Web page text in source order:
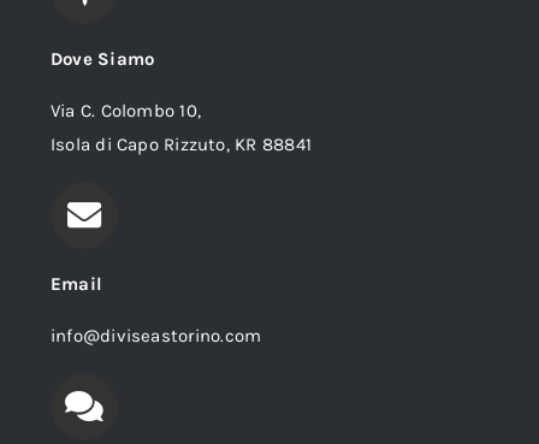
Dove Siamo
Via C. Colombo 10,
Isola di Capo Rizzuto, KR 88841
Email
info@diviseastorino.com